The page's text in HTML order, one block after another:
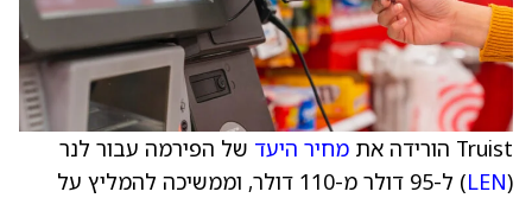
Truist הורידה את מחיר היעד של הפירמה עבור לנר
(
LEN
) ל-95 דולר מ-110 דולר, וממשיכה להמליץ על